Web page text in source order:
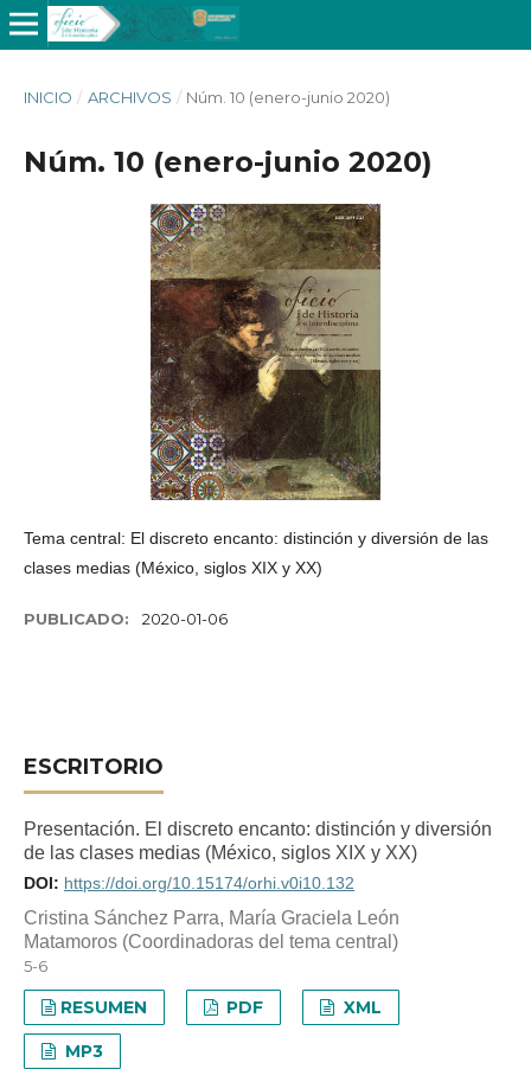
INICIO / ARCHIVOS / Núm. 10 (enero-junio 2020)
Núm. 10 (enero-junio 2020)
Tema central: El discreto encanto: distinción y diversión de las
clases medias (México, siglos XIX y XX)
PUBLICADO: 2020-01-06
ESCRITORIO
Presentación. El discreto encanto: distinción y diversión
de las clases medias (México, siglos XIX y XX)
DOI: https://doi.org/10.15174/orhi.v0i10.132
Cristina Sánchez Parra, María Graciela León
Matamoros (Coordinadoras del tema central)
5-6
RESUMEN PDF XML
MP3